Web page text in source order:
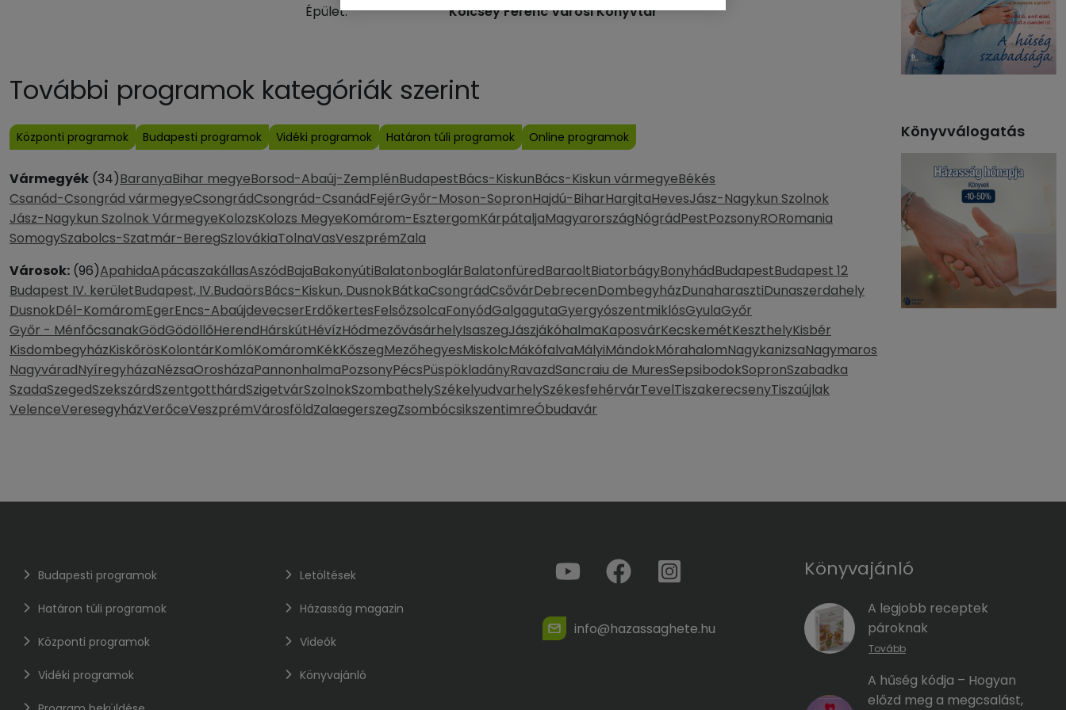
Épület:
Kölcsey Ferenc Városi Könyvtár
További programok kategóriák szerint
Központi programok Budapesti programok Vidéki programok Határon túli programok Online programok
Vármegyék (34)BaranyaBihar megyeBorsod-Abaúj-ZemplénBudapestBács-KiskunBács-Kiskun vármegyeBékés
Csanád-Csongrád vármegyeCsongrádCsongrád-CsanádFejérGyőr-Moson-SopronHajdú-BiharHargitaHevesJász-Nagykun Szolnok
Jász-Nagykun Szolnok VármegyeKolozsKolozs MegyeKomárom-EsztergomKárpátaljaMagyarországNógrádPestPozsonyRORomania
SomogySzabolcs-Szatmár-BeregSzlovákiaTolnaVasVeszprémZala
Városok: (96)ApahidaApácaszakállasAszódBajaBakonyútiBalatonboglárBalatonfüredBaraoltBiatorbágyBonyhádBudapestBudapest 12
Budapest IV. kerületBudapest, IV.BudaörsBács-Kiskun, DusnokBátkaCsongrádCsővárDebrecenDombegyházDunaharasztiDunaszerdahely
DusnokDél-KomáromEgerEncs-AbaújdevecserErdőkertesFelsőzsolcaFonyódGalgagutaGyergyószentmiklósGyulaGyőr
Győr - MénfőcsanakGödGödöllőHerendHárskútHévízHódmezővásárhelyIsaszegJászjákóhalmaKaposvárKecskemétKeszthelyKisbér
KisdombegyházKiskőrösKolontárKomlóKomáromKékKőszegMezőhegyesMiskolcMákófalvaMályiMándokMórahalomNagykanizsaNagymaros
NagyváradNyíregyházaNézsaOrosházaPannonhalmaPozsonyPécsPüspökladányRavazdSancraiu de MuresSepsibodokSopronSzabadka
SzadaSzegedSzekszárdSzentgotthárdSzigetvárSzolnokSzombathelySzékelyudvarhelySzékesfehérvárTevelTiszakerecsenyTiszaújlak
VelenceVeresegyházVerőceVeszprémVárosföldZalaegerszegZsombócsikszentimreÓbudavár
Könyvválogatás
Budapesti programok
Határon túli programok
Központi programok
Vidéki programok
Letöltések
Házasság magazin
Videók
Könyvajánló
info@hazassaghete.hu
Könyvajánló
A legjobb receptek
pároknak
Tovább
A hűség kódja – Hogyan
előzd meg a megcsalást,